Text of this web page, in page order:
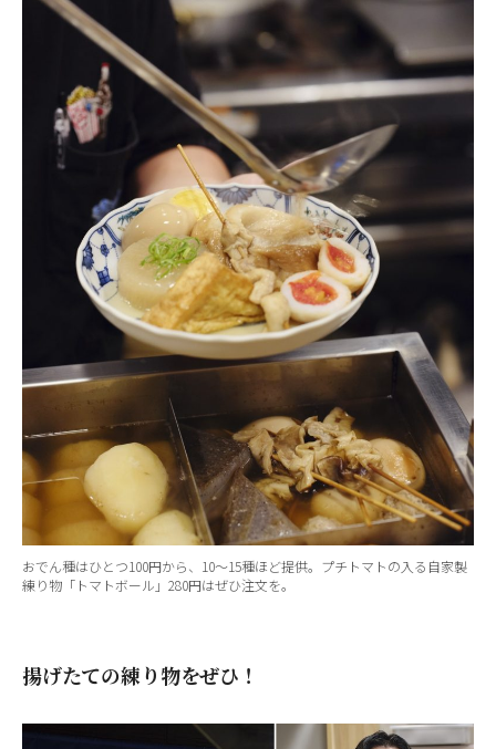
おでん種はひとつ100円から、10～15種ほど提供。プチトマトの入る自家製
練り物「トマトボール」280円はぜひ注文を。
揚げたての練り物をぜひ！